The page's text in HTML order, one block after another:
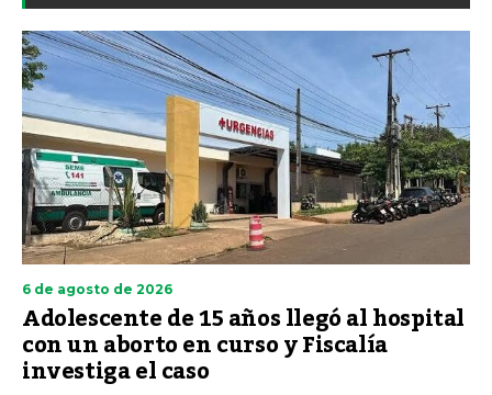
6 de agosto de 2026
Adolescente de 15 años llegó al hospital
con un aborto en curso y Fiscalía
investiga el caso